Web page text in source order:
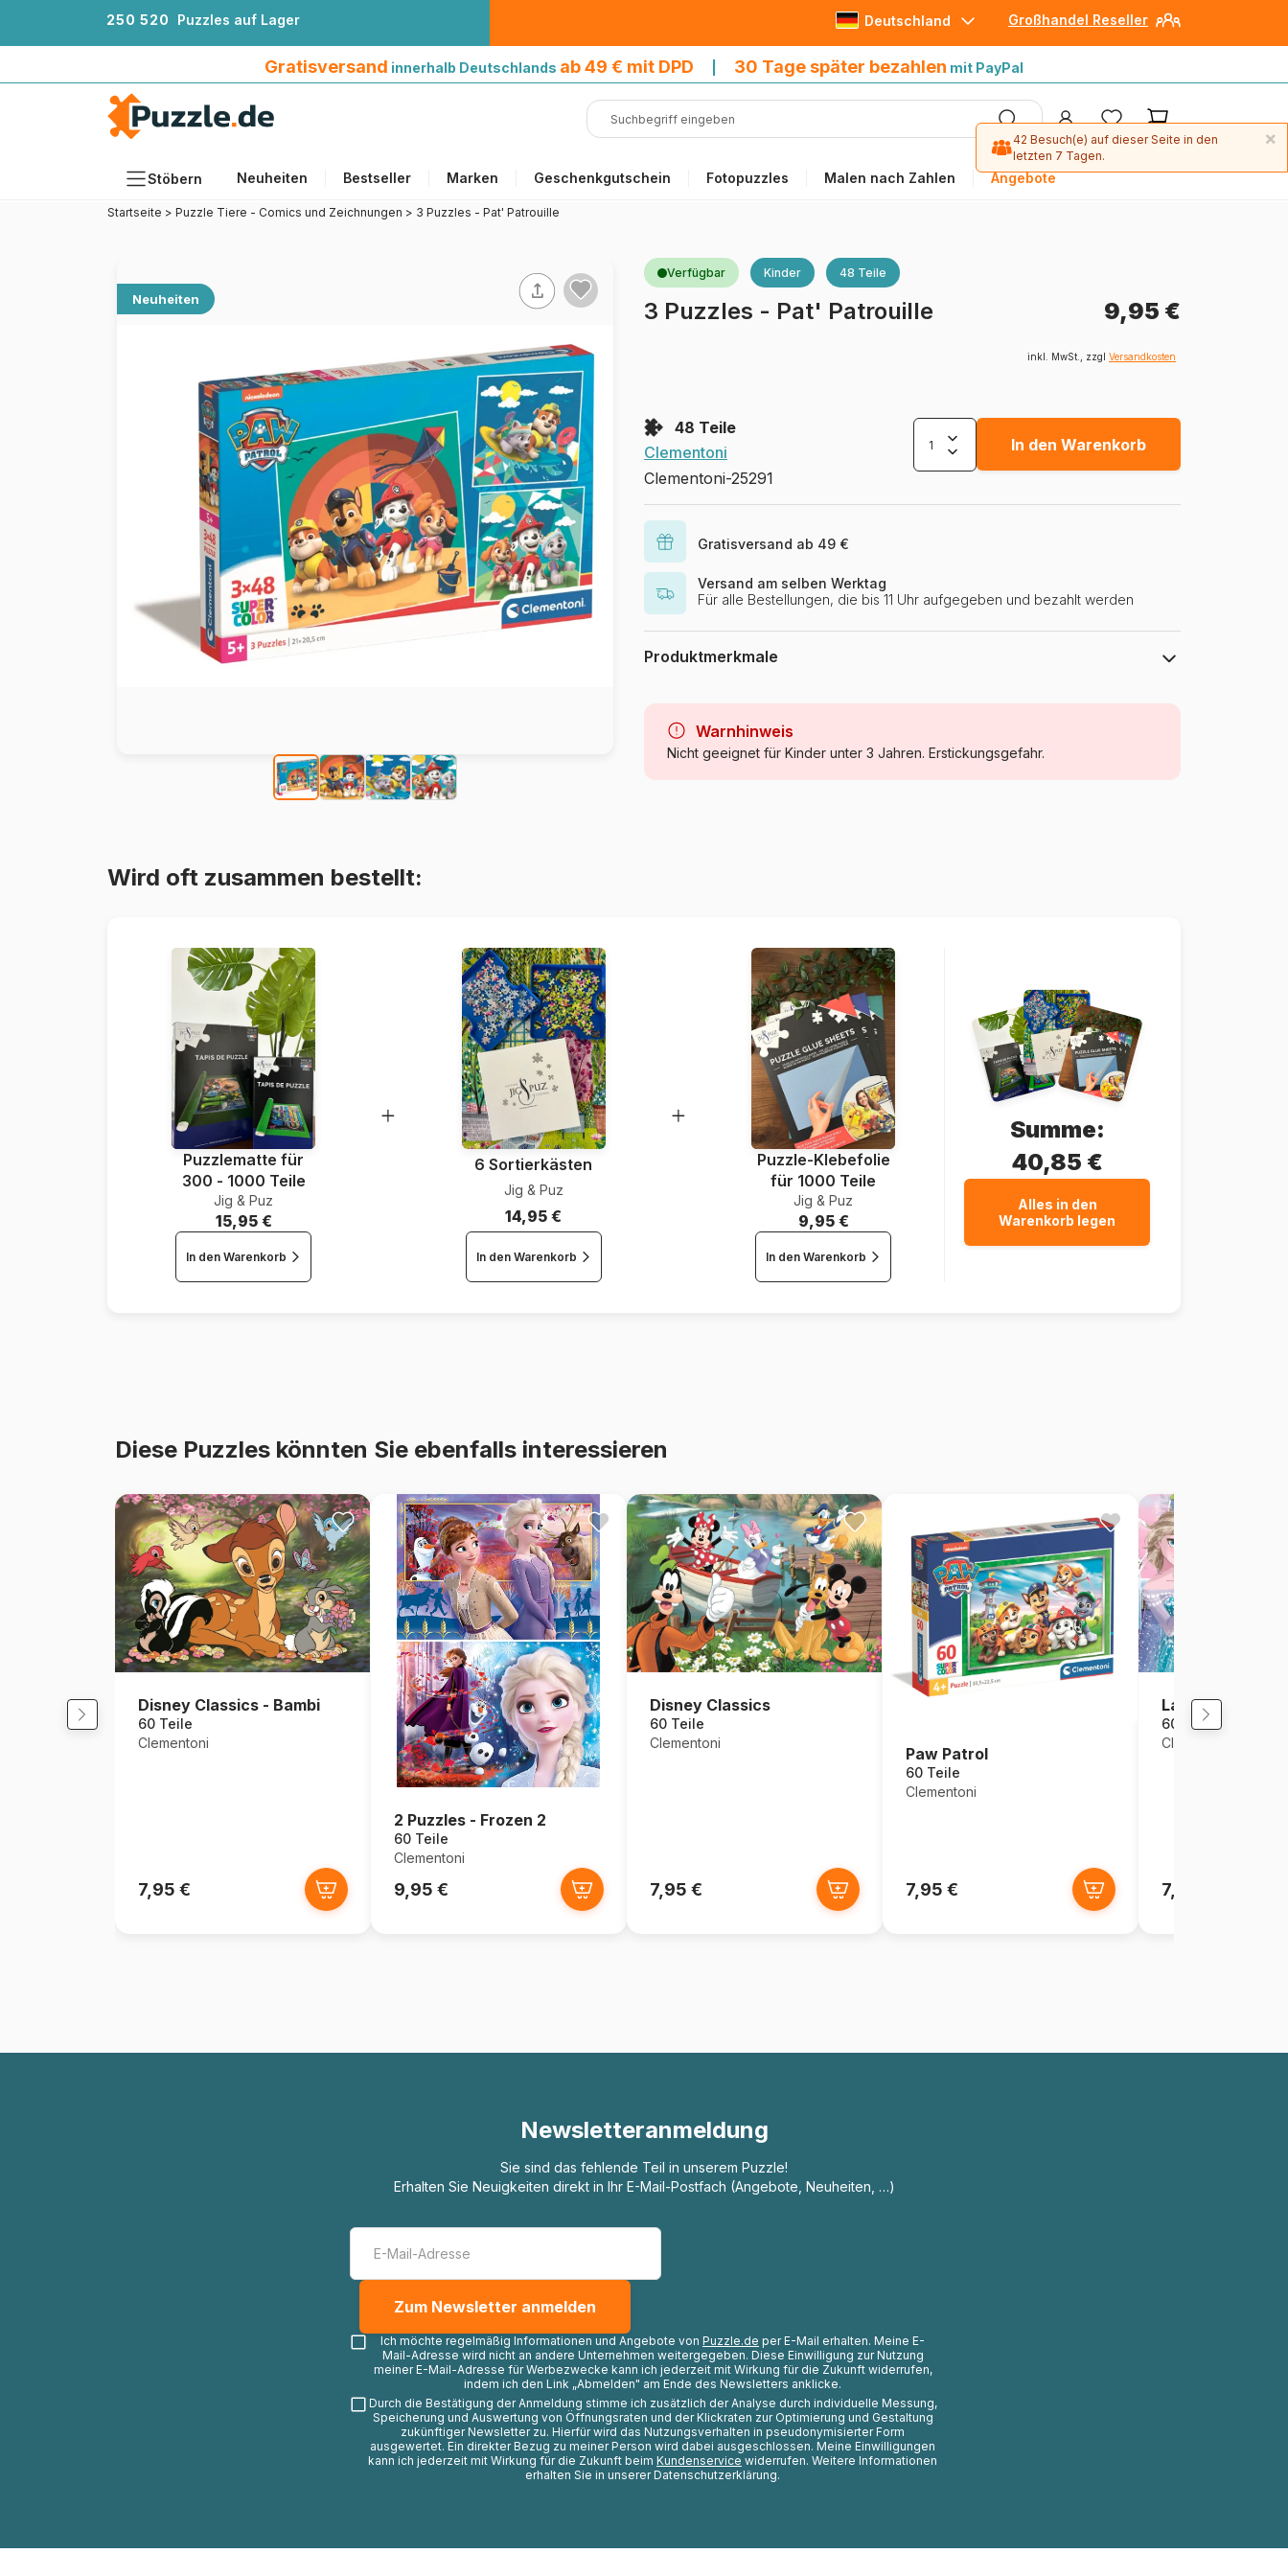
250 520 Puzzles auf Lager Großhandel Reseller
Deutschland
Gratisversand innerhalb Deutschlands ab 49 € mit DPD 30 Tage später bezahlen mit PayPal
Stöbern Neuheiten Bestseller Marken Geschenkgutschein Fotopuzzles Malen nach Zahlen Angebote
Format
Holzpuzzles
Malen nach Zahlen
Startseite > Puzzle Tiere - Comics und Zeichnungen > 3 Puzzles - Pat' Patrouille
Neuheiten
Verfügbar Kinder 48 Teile
3 Puzzles - Pat' Patrouille 9,95 €
inkl. MwSt., zzgl Versandkosten
48 Teile
Clementoni
Clementoni-25291
In den Warenkorb
Gratisversand ab 49 €
Versand am selben Werktag
Für alle Bestellungen, die bis 11 Uhr aufgegeben und bezahlt werden
Produktmerkmale
Kategorie
Alter ab 5 Jahre (31 bis 49 Teile)
Warnhinweis
Nicht geeignet für Kinder unter 3 Jahren. Erstickungsgefahr.
Wird oft zusammen bestellt:
Puzzlematte für
300 - 1000 Teile
Jig & Puz
15,95 €
In den Warenkorb
6 Sortierkästen
Jig & Puz
14,95 €
In den Warenkorb
Puzzle-Klebefolie
für 1000 Teile
Jig & Puz
9,95 €
In den Warenkorb
Summe:
40,85 €
Alles in den
Warenkorb legen
Diese Puzzles könnten Sie ebenfalls interessieren
Disney Classics - Bambi
60 Teile
Clementoni
7,95 €
2 Puzzles - Frozen 2
60 Teile
Clementoni
9,95 €
Disney Classics
60 Teile
Clementoni
7,95 €
Paw Patrol
60 Teile
Clementoni
7,95 €
La Reine des
60 Teile
Clementoni
7,95 €
Newsletteranmeldung
Sie sind das fehlende Teil in unserem Puzzle!
Erhalten Sie Neuigkeiten direkt in Ihr E-Mail-Postfach (Angebote, Neuheiten, …)
Ich möchte regelmäßig Informationen und Angebote von Puzzle.de per E-Mail erhalten. Meine E-
Mail-Adresse wird nicht an andere Unternehmen weitergegeben. Diese Einwilligung zur Nutzung
meiner E-Mail-Adresse für Werbezwecke kann ich jederzeit mit Wirkung für die Zukunft widerrufen,
indem ich den Link „Abmelden" am Ende des Newsletters anklicke.
Durch die Bestätigung der Anmeldung stimme ich zusätzlich der Analyse durch individuelle Messung,
Speicherung und Auswertung von Öffnungsraten und der Klickraten zur Optimierung und Gestaltung
zukünftiger Newsletter zu. Hierfür wird das Nutzungsverhalten in pseudonymisierter Form
ausgewertet. Ein direkter Bezug zu meiner Person wird dabei ausgeschlossen. Meine Einwilligungen
kann ich jederzeit mit Wirkung für die Zukunft beim Kundenservice widerrufen. Weitere Informationen
erhalten Sie in unserer Datenschutzerklärung.
×
42 Besuch(e) auf dieser Seite in den
letzten 7 Tagen.